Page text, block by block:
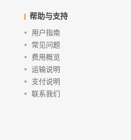
帮助与支持
用户指南
常见问题
费用概览
运输说明
支付说明
联系我们